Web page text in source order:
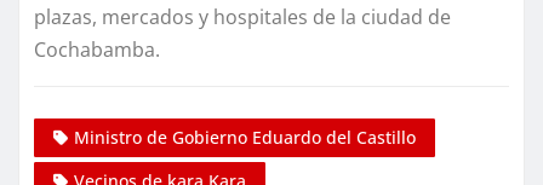
plazas, mercados y hospitales de la ciudad de
Cochabamba.
Ministro de Gobierno Eduardo del Castillo